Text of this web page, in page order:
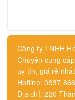
Công ty TNHH
Chuyên cung
uy tín, giá rẻ
Hotline:
Địa chỉ: 220